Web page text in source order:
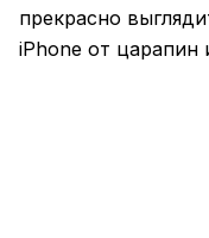
прекрасно
iPhone от